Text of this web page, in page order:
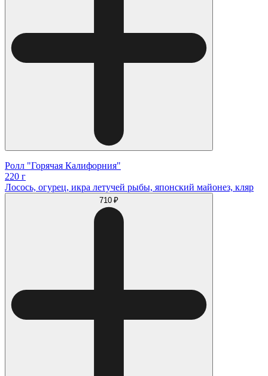
Ролл "Горячая Калифорния"
220 г
Лосось, огурец, икра летучей рыбы, японский майонез, кляр
710 ₽